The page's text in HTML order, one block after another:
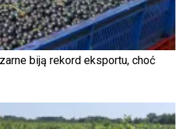
biją rekord eksportu, choć